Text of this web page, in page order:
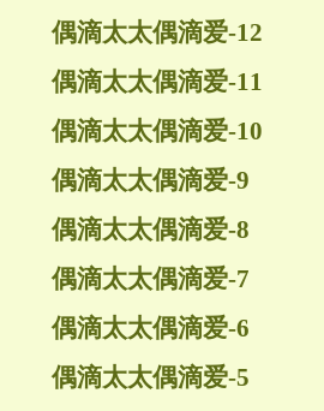
偶滴太太偶滴爱-12
偶滴太太偶滴爱-11
偶滴太太偶滴爱-10
偶滴太太偶滴爱-9
偶滴太太偶滴爱-8
偶滴太太偶滴爱-7
偶滴太太偶滴爱-6
偶滴太太偶滴爱-5